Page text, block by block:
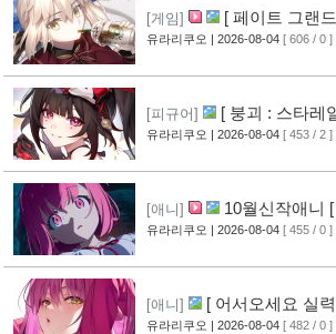
[게임]
[ 페이트 그랜
영상 공개
[9]
유라리쿠오 | 2026-08-04 [ 606 / 0 ]
[피규어]
[ 붕괴 : 스타레
어 공개
[6]
유라리쿠오 | 2026-08-04 [ 453 / 2 ]
[애니]
10월신작애니 [
영상 공개
[7]
유라리쿠오 | 2026-08-04 [ 455 / 0 ]
[애니]
[ 어서오세요 실
루레이 VOL.2 표지 공개 [8]
유라리쿠오 | 2026-08-04 [ 482 / 0 ]